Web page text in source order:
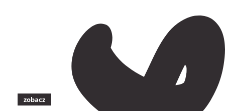
zobacz